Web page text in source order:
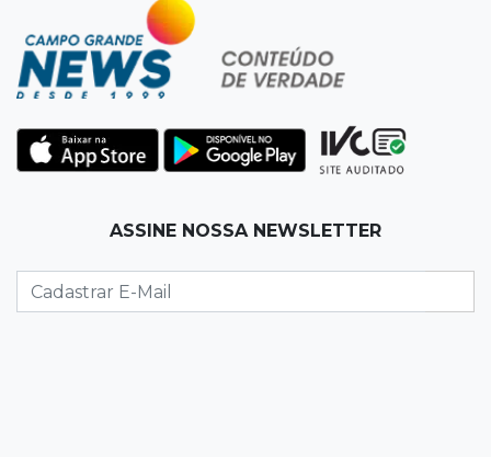
Chapadão do Sul
Homem é baleado após apontar revólver para
policiais militares
22:42Resumão
Palmeiras e Vasco confirmam vagas nas
Eleitorado aprova teste da urna, mas diz que
colinha será "fundamental"
ASSINE NOSSA NEWSLETTER